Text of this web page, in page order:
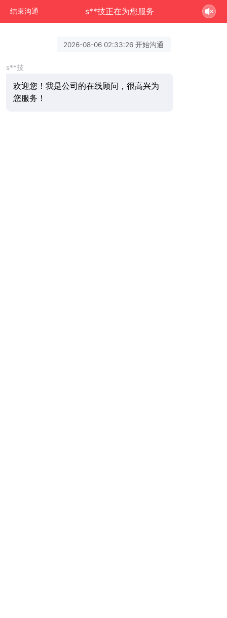
结束沟通 s**技正在为您服务
2026-08-06 02:33:26 开始沟通
s**技
欢迎您！我是公司的在线顾问，很高兴为
您服务！